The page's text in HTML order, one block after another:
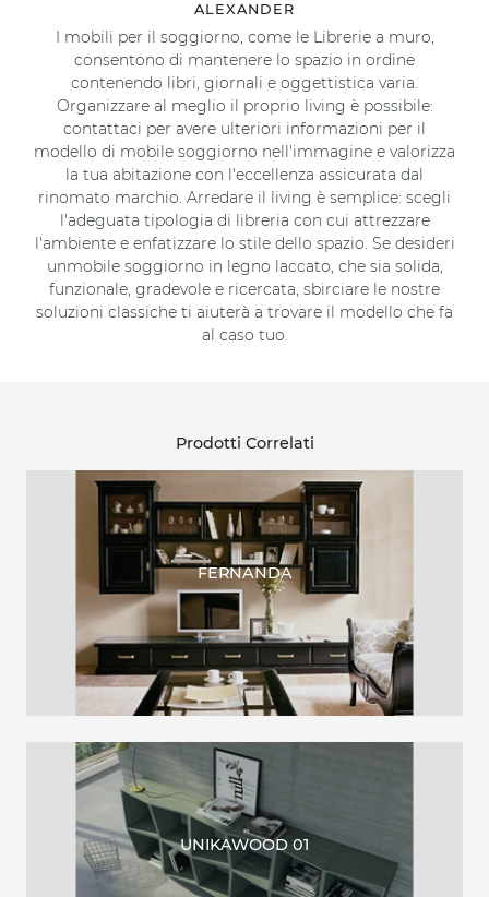
ALEXANDER
I mobili per il soggiorno, come le Librerie a muro,
consentono di mantenere lo spazio in ordine
contenendo libri, giornali e oggettistica varia.
Organizzare al meglio il proprio living è possibile:
contattaci per avere ulteriori informazioni per il
modello di mobile soggiorno nell'immagine e valorizza
la tua abitazione con l'eccellenza assicurata dal
rinomato marchio. Arredare il living è semplice: scegli
l'adeguata tipologia di libreria con cui attrezzare
l'ambiente e enfatizzare lo stile dello spazio. Se desideri
unmobile soggiorno in legno laccato, che sia solida,
funzionale, gradevole e ricercata, sbirciare le nostre
soluzioni classiche ti aiuterà a trovare il modello che fa
al caso tuo.
Prodotti Correlati
FERNANDA
UNIKAWOOD 01